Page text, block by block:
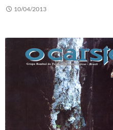
10/04/2013